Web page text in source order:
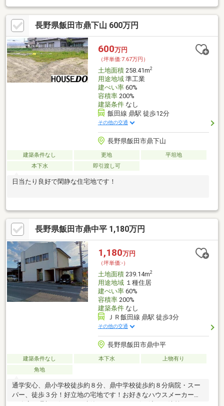
長野県飯田市鼎下山 600万円
600万円
（坪単価:7.67万円）
土地面積258.41m2
用途地域準工業
建ぺい率60%
容積率200%
建築条件なし
飯田線 鼎駅 徒歩12分
その他の交通
長野県飯田市鼎下山
建築条件なし 更地
平坦地
本下水
即引渡し可
日当たり良好で閑静な住宅地です！
長野県飯田市鼎中平 1,180万円
1,180万円
（坪単価:-）
土地面積239.14m2
用途地域１種住居
建ぺい率60%
容積率200%
建築条件なし
ＪＲ飯田線 鼎駅 徒歩3分
その他の交通
長野県飯田市鼎中平
建築条件なし 本下水
上物有り
角地
通学安心、鼎小学校徒歩約８分、鼎中学校徒歩約８分病院・スー
パー、徒歩３分！好立地の宅地です！お好きなハウスメーカーや